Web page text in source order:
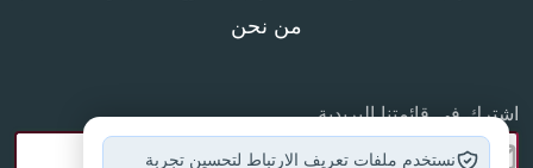
من نحن
اشترك في قائمتنا البريدية
نستخدم ملفات تعريف الارتباط لتحسين تجربة